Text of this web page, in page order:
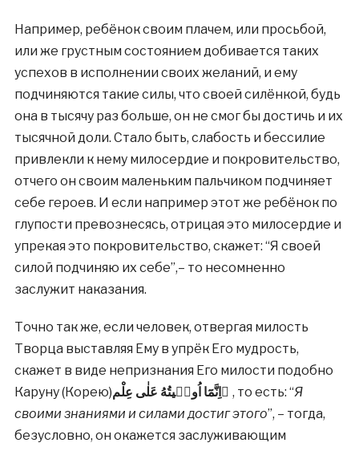
Например, ребёнок своим плачем, или просьбой,
или же грустным состоянием добивается таких
успехов в исполнении своих желаний, и ему
подчиняются такие силы, что своей силёнкой, будь
она в тысячу раз больше, он не смог бы достичь и их
тысячной доли. Стало быть, слабость и бессилие
привлекли к нему милосердие и покровительство,
отчего он своим маленьким пальчиком подчиняет
себе героев. И если например этот же ребёнок по
глупости превознесясь, отрицая это милосердие и
упрекая это покровительство, скажет: “Я своей
силой подчиняю их себе”,– то несомненно
заслужит наказания.
Точно так же, если человек, отвергая милость
Творца выставляя Ему в упрёк Его мудрость,
скажет в виде непризнания Его милости подобно
Каруну (Корею)
اِنَّمَٓا اُوتٖيتُهُ عَلٰى عِلْم ٍ , то есть: “Я
своими знаниями и силами достиг этого”, – тогда,
безусловно, он окажется заслуживающим